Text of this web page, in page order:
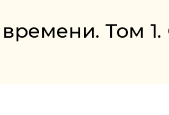
времени. Том